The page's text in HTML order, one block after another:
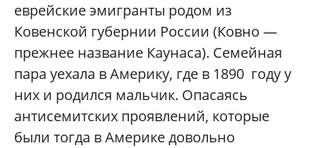
еврейские эмигранты родом из
Ковенской губернии России (Ковно —
прежнее название Каунаса). Семейная
пара уехала в Америку, где в 1890 году у
них и родился мальчик. Опасаясь
антисемитских проявлений, которые
были тогда в Америке довольно